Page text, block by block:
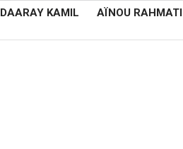
DAARAY KAMIL AÏNOU RAHMATI